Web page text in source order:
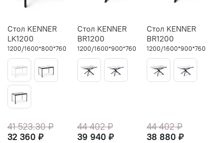
Стол KENNER
LK1200
1200/1600*800*760
41 523.30 ₽
32 360 ₽
Стол KENNER
BR1200
1200/1600*900*760
44 402 ₽
39 940 ₽
Стол KENNER
BR1200
1200/1600*900*760
44 402 ₽
38 880 ₽